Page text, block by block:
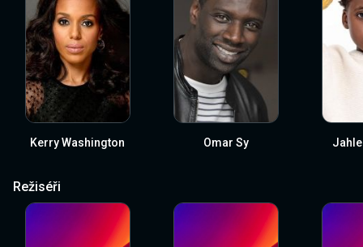
Kerry Washington Omar Sy
Režiséři